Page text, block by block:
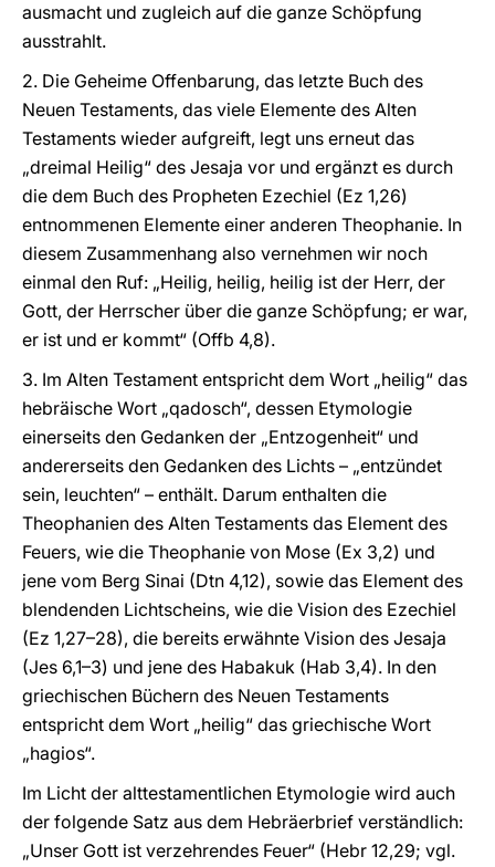
ausmacht und zugleich auf die ganze Schöpfung
ausstrahlt.
2. Die Geheime Offenbarung, das letzte Buch des
Neuen Testaments, das viele Elemente des Alten
Testaments wieder aufgreift, legt uns erneut das
„dreimal Heilig“ des Jesaja vor und ergänzt es durch
die dem Buch des Propheten Ezechiel (Ez 1,26)
entnommenen Elemente einer anderen Theophanie. In
diesem Zusammenhang also vernehmen wir noch
einmal den Ruf: „Heilig, heilig, heilig ist der Herr, der
Gott, der Herrscher über die ganze Schöpfung; er war,
er ist und er kommt“ (Offb 4,8).
3. Im Alten Testament entspricht dem Wort „heilig“ das
hebräische Wort „qadosch“, dessen Etymologie
einerseits den Gedanken der „Entzogenheit“ und
andererseits den Gedanken des Lichts – „entzündet
sein, leuchten“ – enthält. Darum enthalten die
Theophanien des Alten Testaments das Element des
Feuers, wie die Theophanie von Mose (Ex 3,2) und
jene vom Berg Sinai (Dtn 4,12), sowie das Element des
blendenden Lichtscheins, wie die Vision des Ezechiel
(Ez 1,27–28), die bereits erwähnte Vision des Jesaja
(Jes 6,1–3) und jene des Habakuk (Hab 3,4). In den
griechischen Büchern des Neuen Testaments
entspricht dem Wort „heilig“ das griechische Wort
„hagios“.
Im Licht der alttestamentlichen Etymologie wird auch
der folgende Satz aus dem Hebräerbrief verständlich:
„Unser Gott ist verzehrendes Feuer“ (Hebr 12,29; vgl.